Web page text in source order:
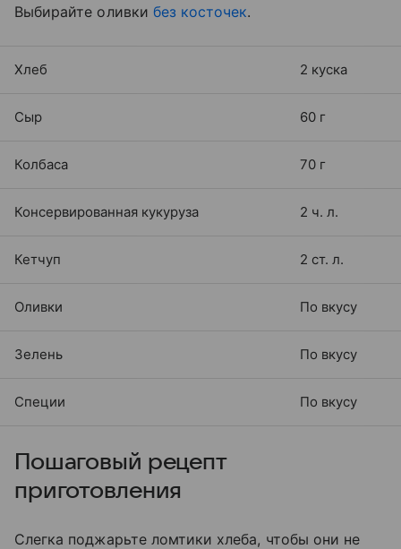
Выбирайте оливки без косточек.
Хлеб 2 куска
Сыр 60 г
Колбаса 70 г
Консервированная кукуруза 2 ч. л.
Кетчуп 2 ст. л.
Оливки По вкусу
Зелень По вкусу
Специи По вкусу
Пошаговый рецепт
приготовления
Слегка поджарьте ломтики хлеба, чтобы они не